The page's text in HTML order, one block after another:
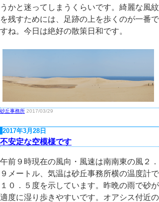
うかと迷ってしまうくらいです。綺麗な風紋
を残すためには、足跡の上を歩くのが一番で
すね。今日は絶好の散策日和です。
砂丘事務所 2017/03/29
2017年3月28日
不安定な空模様です
午前９時現在の風向・風速は南南東の風２．
９メートル、気温は砂丘事務所横の温度計で
１０．５度を示しています。昨晩の雨で砂が
適度に湿り歩きやすいです。オアシス付近の